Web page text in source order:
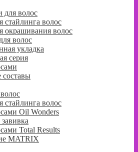
для волос
стайлинга волос
окрашивания волос
волос
укладка
серия
стайлинга волос
Oil Wonders
Total Results
MATRIX